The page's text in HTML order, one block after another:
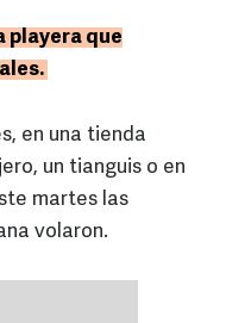
playera que
en una tienda
un tianguis o en
martes las
volaron.